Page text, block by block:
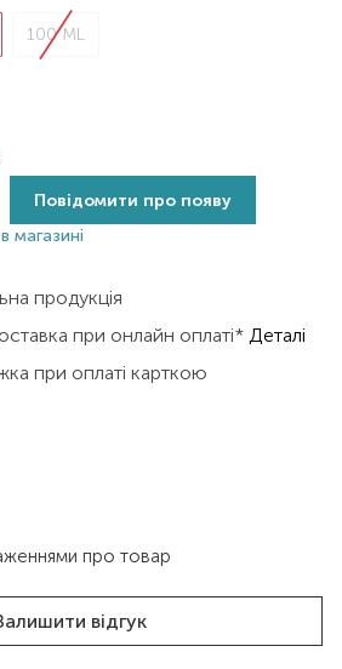
100 ML
Повідомити про появу
магазині
продукція
при онлайн оплаті* Деталі
при оплаті карткою
про товар
відгук